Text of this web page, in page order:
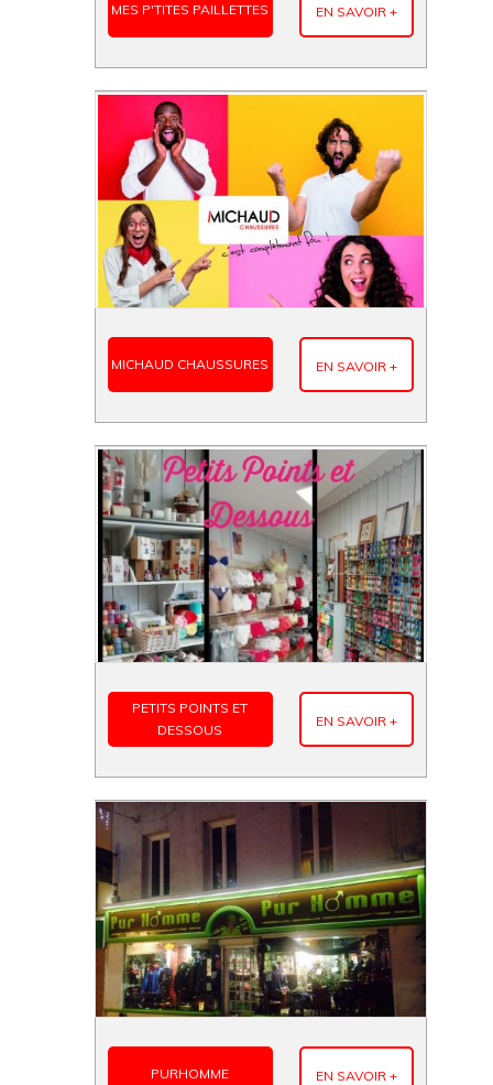
MES P'TITES PAILLETTES EN SAVOIR +
MICHAUD CHAUSSURES EN SAVOIR +
PETITS POINTS ET
DESSOUS
EN SAVOIR +
PURHOMME EN SAVOIR +